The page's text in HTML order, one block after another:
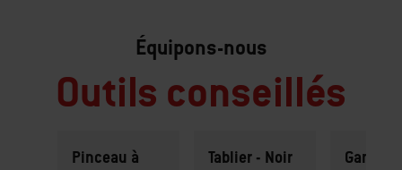
Équipons-nous
Outils conseillés
Pinceau à
Tablier - Noir
Gant de